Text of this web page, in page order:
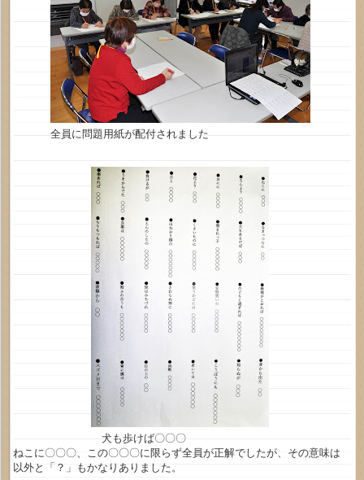
全員に問題用紙が配付されました
犬も歩けば〇〇〇
ねこに〇〇〇、この〇〇〇に限らず全員が正解でしたが、その意味は
以外と「？」もかなりありました。